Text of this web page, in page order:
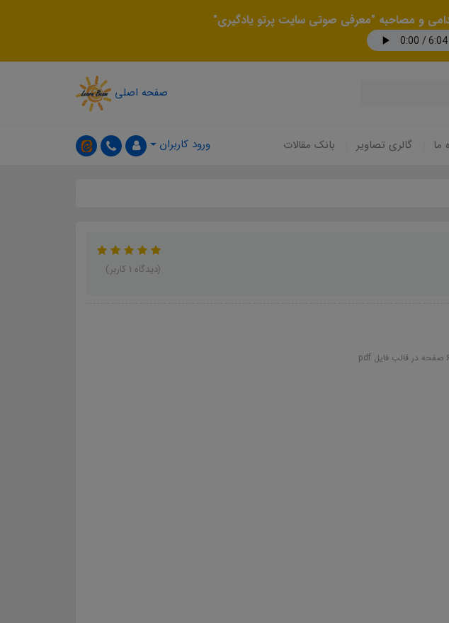
و مصاحبه "معرفی صوتی سایت پرتو یادگیری"
صفحه اصلی
ما گالری تصاویر بانک مقالات ورود کاربران
(دیدگاه 1 کاربر)